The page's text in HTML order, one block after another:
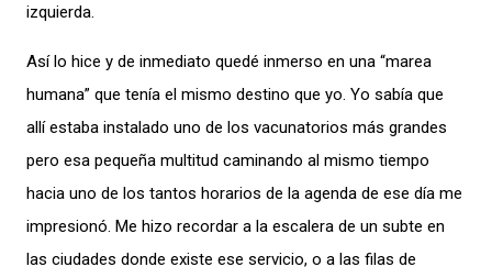
izquierda.
Así lo hice y de inmediato quedé inmerso en una “marea
humana” que tenía el mismo destino que yo. Yo sabía que
allí estaba instalado uno de los vacunatorios más grandes
pero esa pequeña multitud caminando al mismo tiempo
hacia uno de los tantos horarios de la agenda de ese día me
impresionó. Me hizo recordar a la escalera de un subte en
las ciudades donde existe ese servicio, o a las filas de